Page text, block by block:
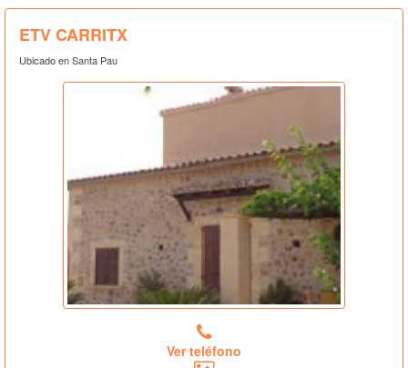
ETV CARRITX
Ubicado en Santa Pau
Ver teléfono